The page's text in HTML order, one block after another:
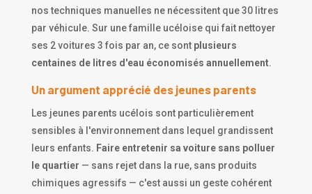
nos techniques manuelles ne nécessitent que 30 litres
par véhicule. Sur une famille ucéloise qui fait nettoyer
ses 2 voitures 3 fois par an, ce sont plusieurs
centaines de litres d'eau économisés annuellement.
Un argument apprécié des jeunes parents
Les jeunes parents ucélois sont particulièrement
sensibles à l'environnement dans lequel grandissent
leurs enfants. Faire entretenir sa voiture sans polluer
le quartier — sans rejet dans la rue, sans produits
chimiques agressifs — c'est aussi un geste cohérent